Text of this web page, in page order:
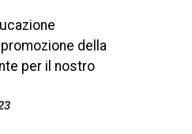
della
per il nostro